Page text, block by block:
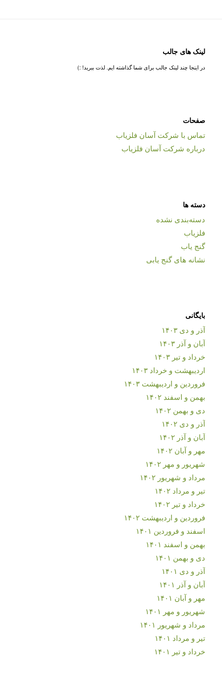
لینک های جالب
در اینجا چند لینک جالب برای شما گذاشته ایم. لذت ببرید! :)
صفحات
تماس با شرکت آسان فلزیاب
درباره شرکت آسان فلزیاب
دسته ها
دسته‌بندی نشده
فلزیاب
گنج یاب
نشانه های گنج یابی
بایگانی
آذر و دی ۱۴۰۳
آبان و آذر ۱۴۰۳
خرداد و تیر ۱۴۰۳
اردیبهشت و خرداد ۱۴۰۳
فروردین و اردیبهشت ۱۴۰۳
بهمن و اسفند ۱۴۰۲
دی و بهمن ۱۴۰۲
آذر و دی ۱۴۰۲
آبان و آذر ۱۴۰۲
مهر و آبان ۱۴۰۲
شهریور و مهر ۱۴۰۲
مرداد و شهریور ۱۴۰۲
تیر و مرداد ۱۴۰۲
خرداد و تیر ۱۴۰۲
فروردین و اردیبهشت ۱۴۰۲
اسفند و فروردین ۱۴۰۱
بهمن و اسفند ۱۴۰۱
دی و بهمن ۱۴۰۱
آذر و دی ۱۴۰۱
آبان و آذر ۱۴۰۱
مهر و آبان ۱۴۰۱
شهریور و مهر ۱۴۰۱
مرداد و شهریور ۱۴۰۱
تیر و مرداد ۱۴۰۱
خرداد و تیر ۱۴۰۱